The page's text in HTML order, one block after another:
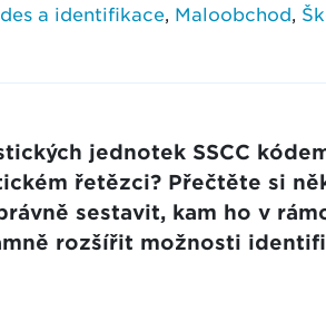
a identifikace, Maloobchod,
jednotek SSCC
řetězci? Přečtěte si
sestavit, kam ho v
rozšířit možnosti